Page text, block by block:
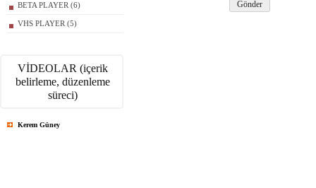
BETA PLAYER (6)
VHS PLAYER (5)
VİDEOLAR (içerik
belirleme, düzenleme
süreci)
Kerem Güney